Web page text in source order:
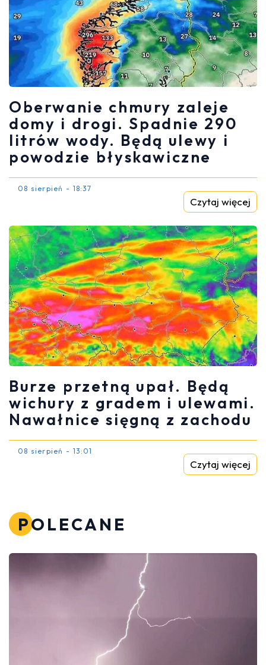
Oberwanie chmury zaleje
domy i drogi. Spadnie 290
litrów wody. Będą ulewy i
powodzie błyskawiczne
08 sierpień - 18:37
Czytaj więcej
Burze przetną upał. Będą
wichury z gradem i ulewami.
Nawałnice sięgną z zachodu
08 sierpień - 13:01
Czytaj więcej
POLECANE